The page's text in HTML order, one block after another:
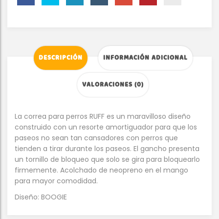
DESCRIPCIÓN INFORMACIÓN ADICIONAL
VALORACIONES (0)
La correa para perros RUFF es un maravilloso diseño
construido con un resorte amortiguador para que los
paseos no sean tan cansadores con perros que
tienden a tirar durante los paseos. El gancho presenta
un tornillo de bloqueo que solo se gira para bloquearlo
firmemente. Acolchado de neopreno en el mango
para mayor comodidad.
Diseño: BOOGIE